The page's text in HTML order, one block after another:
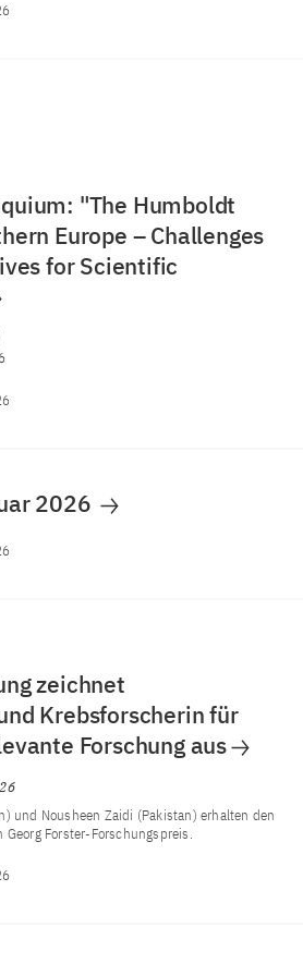
"The Humboldt
Europe – Challenges
for Scientific
2026
zeichnet
Krebsforscherin für
Forschung aus
und Nousheen Zaidi (Pakistan) erhalten den
Forster-Forschungspreis.